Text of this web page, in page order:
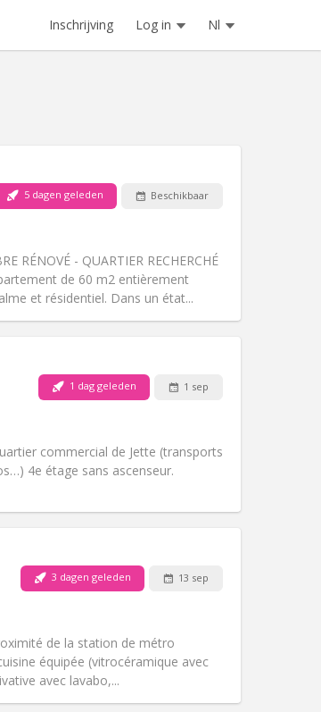
Inschrijving Log in Nl
5 dagen geleden Beschikbaar
RÉNOVÉ - QUARTIER RECHERCHÉ
de 60 m2 entièrement
et résidentiel. Dans un état...
Rustig
Nee
1 dag geleden 1 sep
commercial de Jette (transports
4e étage sans ascenseur.
Ernstig, hartelijk, rustig
Nee
3 dagen geleden 13 sep
de la station de métro
équipée (vitrocéramique avec
avec lavabo,...
Rustig
Nee